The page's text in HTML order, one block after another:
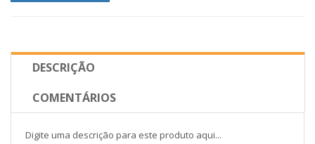
DESCRIÇÃO
COMENTÁRIOS
Digite uma descrição para este produto aqui...